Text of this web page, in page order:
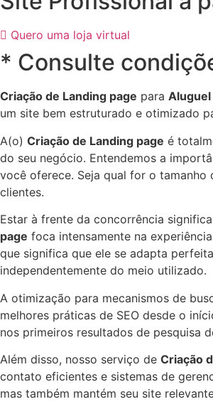
Quero uma loja virtual
* Consulte
Criação de Landing page para
um site bem estruturado e otimizado
A(o) Criação de Landing page é
do seu negócio. Entendemos a
você oferece. Seja qual for o tamanho
clientes.
Estar à frente da concorrência
page foca intensamente na
que significa que ele se adapta
independentemente do meio utilizado.
A otimização para mecanismos de
melhores práticas de SEO desde o
nos primeiros resultados de pesquisa
Além disso, nosso serviço de Criação
contato eficientes e sistemas de
mas também mantém seu site